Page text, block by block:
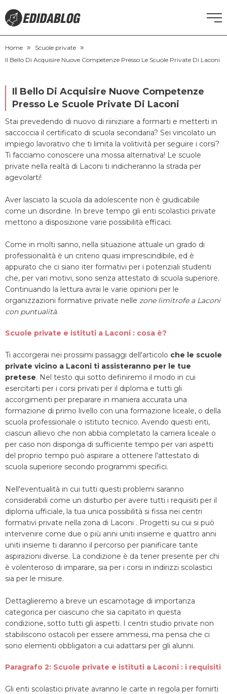
CORSI DI INGLESE
SCUOLE PRIVATE
SCUOLE SERALI
NEWS
Home » Scuole private »
Il Bello Di Acquisire Nuove Competenze Presso Le Scuole Private Di Laconi
Il Bello Di Acquisire Nuove Competenze
Presso Le Scuole Private Di Laconi
Stai prevedendo di nuovo di riiniziare a formarti e metterti in
saccoccia il certificato di scuola secondaria? Sei vincolato un
impiego lavorativo che ti limita la volitività per seguire i corsi?
Ti facciamo conoscere una mossa alternativa! Le scuole
private nella realtà di Laconi ti indicheranno la strada per
agevolarti!
Aver lasciato la scuola da adolescente non è giudicabile
come un disordine. In breve tempo gli enti scolastici private
mettono a disposizione varie possibilità efficaci.
Come in molti sanno, nella situazione attuale un grado di
professionalità è un criterio quasi imprescindibile, ed è
appurato che ci siano iter formativi per i potenziali studenti
che, per vari motivi, sono senza attestato di scuola superiore.
Continuando la lettura avrai le varie opinioni per le
organizzazioni formative private nelle zone limitrofe a Laconi
con puntualità.
Scuole private e istituti a Laconi : cosa è?
Ti accorgerai nei prossimi passaggi dell'articolo che le scuole
private vicino a Laconi ti assisteranno per le tue
pretese. Nel testo qui sotto definiremo il modo in cui
esercitarti per i corsi privati per il diploma e tutti gli
accorgimenti per preparare in maniera accurata una
formazione di primo livello con una formazione liceale, o della
scuola professionale o istituto tecnico. Avendo questi enti,
ciascun allievo che non abbia completato la carriera liceale o
per caso non disponga di sufficiente tempo per vari aspetti
del proprio tempo può aspirare a ottenere l'attestato di
scuola superiore secondo programmi specifici.
Nell'eventualità in cui tutti questi problemi saranno
considerabili come un disturbo per avere tutti i requisiti per il
diploma ufficiale, la tua unica possibilità si fissa nei centri
formativi private nella zona di Laconi . Progetti su cui si può
intervenire come due o più anni uniti insieme e quattro anni
uniti insieme ti daranno il percorso per pianificare tante
aspirazioni diverse. La condizione è da tener presente per chi
è volenteroso di imparare, sia per i corsi in indirizzi scolastici
sia per le misure.
Dettaglieremo a breve un escamotage di importanza
categorica per ciascuno che sia capitato in questa
condizione, sotto tutti gli aspetti. I centri studio private non
stabiliscono ostacoli per essere ammessi, ma pensa che ci
sono elementi obbligatori a cui adattarsi per gli alunni.
Paragrafo 2: Scuole private e istituti a Laconi : i requisiti
Gli enti scolastici private avranno le carte in regola per fornirti